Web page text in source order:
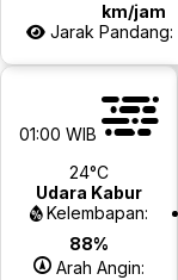
km/jam
Jarak Pandang:
01:00 WIB
24°C
Udara Kabur
Kelembapan:
88%
Arah Angin: